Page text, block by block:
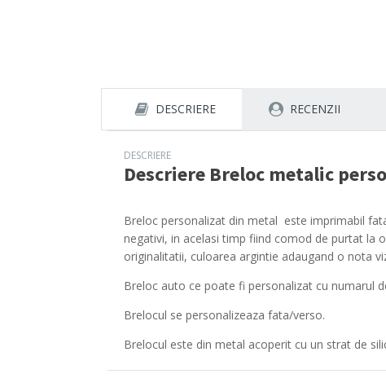
DESCRIERE RECENZII
DESCRIERE
Descriere Breloc metalic
Breloc personalizat din metal este imprimabil
negativi, in acelasi timp fiind comod de purtat la
originalitatii, culoarea argintie adaugand o nota
Breloc auto ce poate fi personalizat cu numarul
Brelocul se personalizeaza fata/verso.
Brelocul este din metal acoperit cu un strat de